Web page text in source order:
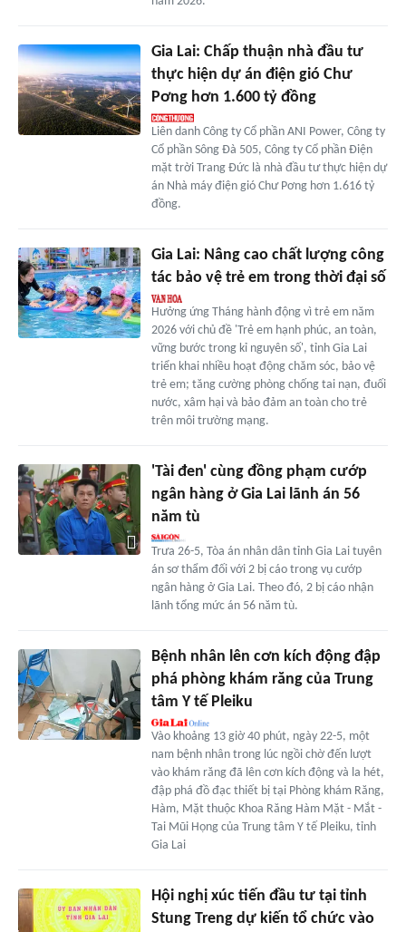
Gia Lai: Chấp thuận nhà đầu tư
thực hiện dự án điện gió Chư
Pơng hơn 1.600 tỷ đồng
Liên danh Công ty Cổ phần ANI Power, Công ty
Cổ phần Sông Đà 505, Công ty Cổ phần Điện
mặt trời Trang Đức là nhà đầu tư thực hiện dự
án Nhà máy điện gió Chư Pơng hơn 1.616 tỷ
đồng.
Gia Lai: Nâng cao chất lượng công
tác bảo vệ trẻ em trong thời đại số
Hưởng ứng Tháng hành động vì trẻ em năm
2026 với chủ đề 'Trẻ em hạnh phúc, an toàn,
vững bước trong kỉ nguyên số', tỉnh Gia Lai
triển khai nhiều hoạt động chăm sóc, bảo vệ
trẻ em; tăng cường phòng chống tai nạn, đuối
nước, xâm hại và bảo đảm an toàn cho trẻ
trên môi trường mạng.
'Tài đen' cùng đồng phạm cướp
ngân hàng ở Gia Lai lãnh án 56
năm tù
Trưa 26-5, Tòa án nhân dân tỉnh Gia Lai tuyên
án sơ thẩm đối với 2 bị cáo trong vụ cướp
ngân hàng ở Gia Lai. Theo đó, 2 bị cáo nhận
lãnh tổng mức án 56 năm tù.
Bệnh nhân lên cơn kích động đập
phá phòng khám răng của Trung
tâm Y tế Pleiku
Vào khoảng 13 giờ 40 phút, ngày 22-5, một
nam bệnh nhân trong lúc ngồi chờ đến lượt
vào khám răng đã lên cơn kích động và la hét,
đập phá đồ đạc thiết bị tại Phòng khám Răng,
Hàm, Mặt thuộc Khoa Răng Hàm Mặt - Mắt -
Tai Mũi Họng của Trung tâm Y tế Pleiku, tỉnh
Gia Lai
Hội nghị xúc tiến đầu tư tại tỉnh
Stung Treng dự kiến tổ chức vào